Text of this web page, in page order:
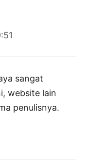
sangat
website lain
penulisnya.